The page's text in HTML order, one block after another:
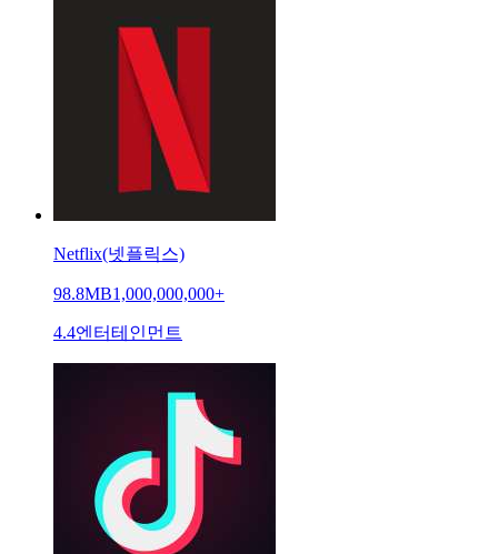
Netflix(넷플릭스)
98.8MB1,000,000,000+
4.4엔터테인먼트